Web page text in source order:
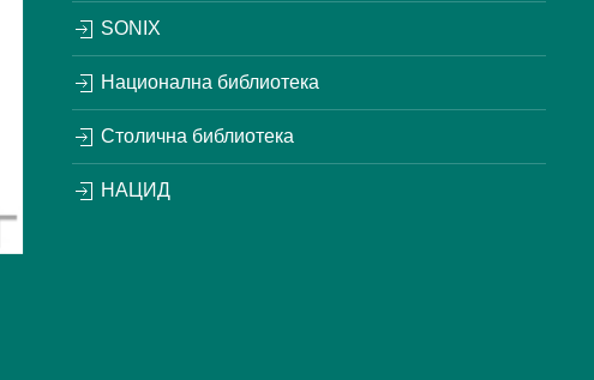
SONIX
Национална библиотека
Столична библиотека
НАЦИД